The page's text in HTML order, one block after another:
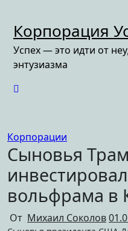
содержимому
Корпорация
Успех — это идти от
энтузиазма
Корпорации
Сыновья
вольфрама в
От Михаил Соколов